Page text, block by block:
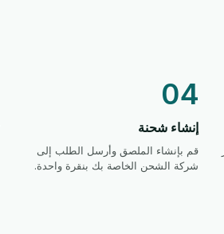
04
إنشاء شحنة
قم بإنشاء الملصق وأرسل الطلب إلى
شركة الشحن الخاصة بك بنقرة واحدة.